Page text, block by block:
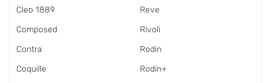
Cleo 1889
Composed
Contra
Coquille
Reve
Rivoli
Rodin
Rodin+